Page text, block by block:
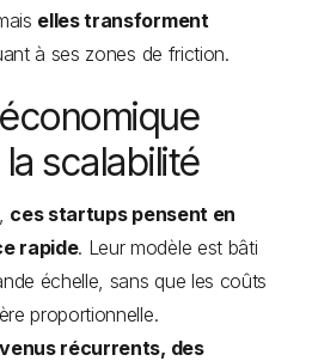
elles transforment
à ses zones de friction.
scalabilité
ces startups pensent en
rapide. Leur modèle est bâti
échelle, sans que les coûts
proportionnelle.
récurrents, des